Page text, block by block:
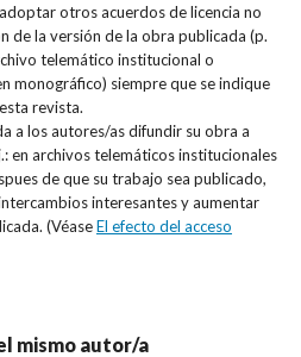
otros acuerdos de licencia no
de la versión de la obra publicada (p.
telemático institucional o
monográfico) siempre que se indique
revista.
a los autores/as difundir su obra a
en archivos telemáticos institucionales
de que su trabajo sea publicado,
interesantes y aumentar
(VéaseEl efecto del acceso
mismo autor/a